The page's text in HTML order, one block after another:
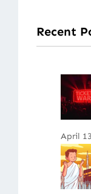
Recent
April